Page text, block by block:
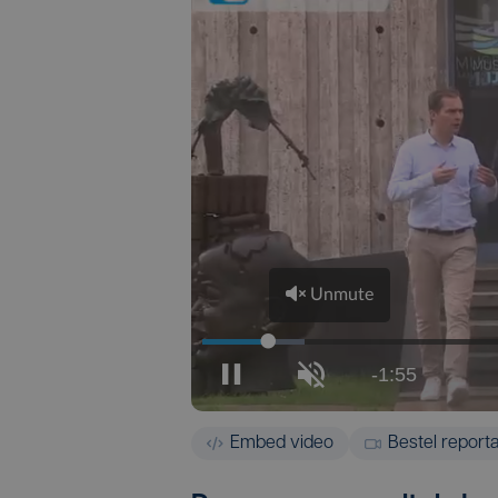
Embed video Bestel